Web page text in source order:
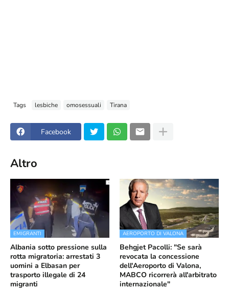
Tags lesbiche omosessuali Tirana
Facebook
Altro
EMIGRANTI
Albania sotto pressione sulla
rotta migratoria: arrestati 3
uomini a Elbasan per
trasporto illegale di 24
migranti
AEROPORTO DI VALONA
Behgjet Pacolli: "Se sarà
revocata la concessione
dell'Aeroporto di Valona,
MABCO ricorrerà all'arbitrato
internazionale"